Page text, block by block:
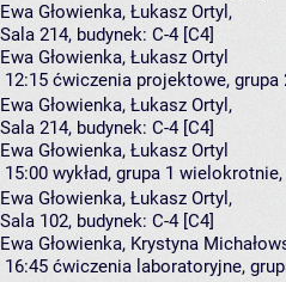
Ewa Głowienka, Łukasz Ortyl ,
Sala 214, budynek: C-4 [C4]
Ewa Głowienka, Łukasz Ortyl
12:15 ćwiczenia projektowe, grupa
Ewa Głowienka, Łukasz Ortyl ,
Sala 214, budynek: C-4 [C4]
Ewa Głowienka, Łukasz Ortyl
15:00 wykład, grupa 1 wielokrotnie,
Ewa Głowienka, Łukasz Ortyl ,
Sala 102, budynek: C-4 [C4]
Ewa Głowienka, Krystyna
16:45 ćwiczenia laboratoryjne,